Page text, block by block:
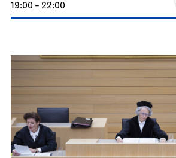
19:00 - 22:00